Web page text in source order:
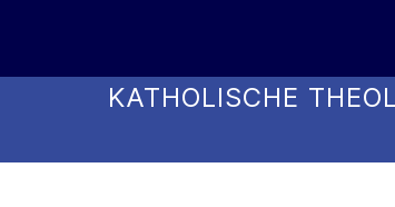
KATHOLISCHE